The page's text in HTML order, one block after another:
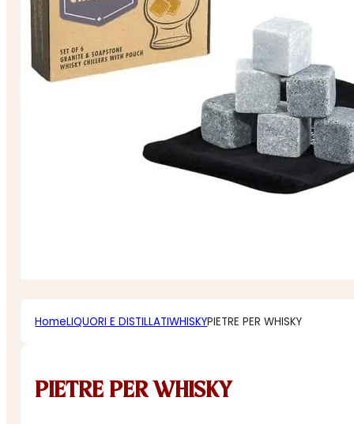
HomeLIQUORI E DISTILLATIWHISKYPIETRE PER WHISKY
PIETRE PER WHISKY